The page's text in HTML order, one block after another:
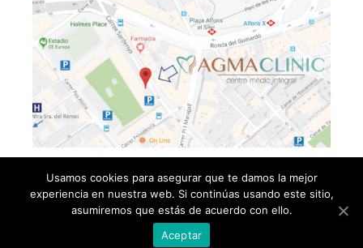
© Copyright 2019 -
2026 | Agmaclinic | All Rights
Reserved |
Usamos cookies para asegurar que te damos la mejor
experiencia en nuestra web. Si continúas usando este sitio,
asumiremos que estás de acuerdo con ello.
Aceptar